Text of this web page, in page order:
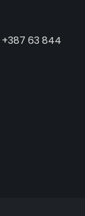
63 844